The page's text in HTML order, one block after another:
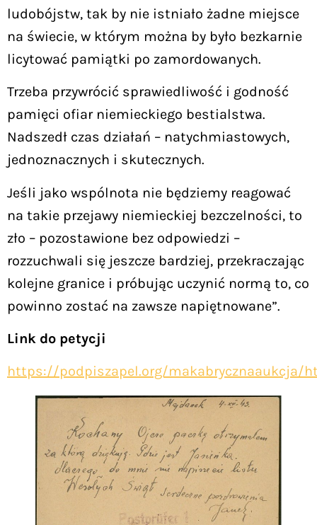
ludobójstw, tak by nie istniało żadne miejsce
na świecie, w którym można by było bezkarnie
licytować pamiątki po zamordowanych.
Trzeba przywrócić sprawiedliwość i godność
pamięci ofiar niemieckiego bestialstwa.
Nadszedł czas działań – natychmiastowych,
jednoznacznych i skutecznych.
Jeśli jako wspólnota nie będziemy reagować
na takie przejawy niemieckiej bezczelności, to
zło – pozostawione bez odpowiedzi –
rozzuchwali się jeszcze bardziej, przekraczając
kolejne granice i próbując uczynić normą to, co
powinno zostać na zawsze napiętnowane”.
Link do petycji
https://podpiszapel.org/makabrycznaaukcja/